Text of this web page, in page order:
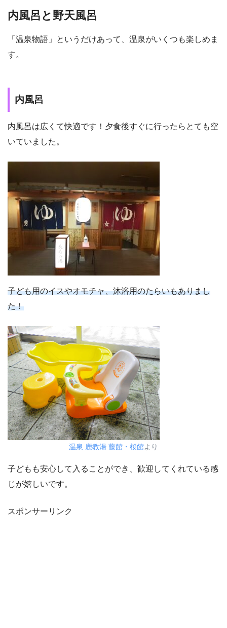
内風呂と野天風呂
「温泉物語」というだけあって、温泉がいくつも楽しめま
す。
内風呂
内風呂は広くて快適です！夕食後すぐに行ったらとても空
いていました。
子ども用のイスやオモチャ、沐浴用のたらいもありまし
た！
温泉 鹿教湯 藤館・桜館より
子どもも安心して入ることができ、歓迎してくれている感
じが嬉しいです。
スポンサーリンク